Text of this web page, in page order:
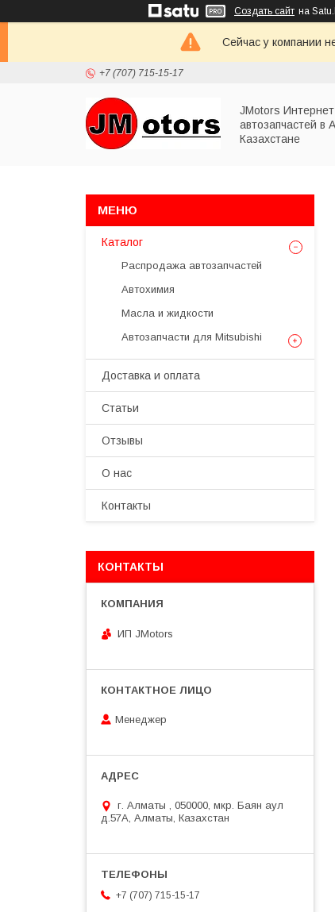
Создать сайт на
Сейчас у компании
+7 (707) 715-15-17
JMotors
автозапчастей в
Казахстане
Каталог
Распродажа автозапчастей
Автохимия
Масла и жидкости
Автозапчасти для Mitsubishi
Доставка и оплата
Статьи
Отзывы
О нас
Контакты
КОНТАКТЫ
ИП JMotors
Менеджер
г. Алматы , 050000, мкр. Баян аул
д.57А, Алматы, Казахстан
+7 (707) 715-15-17